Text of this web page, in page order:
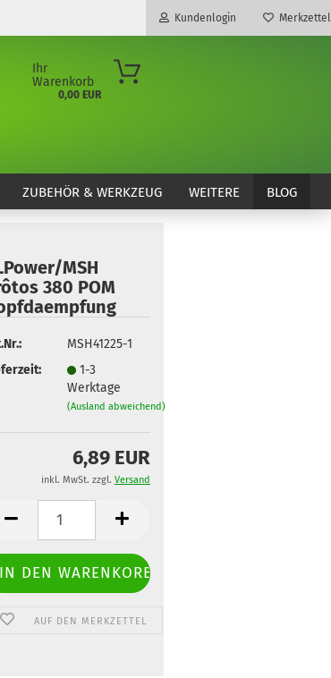
Kundenlogin
erstellen
vergessen?
Merkzettel
Ihr
Warenkorb
0,00 EUR
ZUBEHÖR & WERKZEUG BLOG
WEITERE
MSH
380 POM
MSH41225-1
1-3
Werktage
(Ausland abweichend)
6,89 EUR
inkl. MwSt. zzgl. Versand
AUF DEN MERKZETTEL